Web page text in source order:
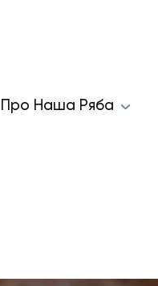
Про Наша Ряба